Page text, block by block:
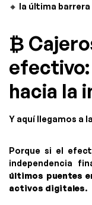
🔸 la última
₿
hacia la
Y aquí llegamos a
Porque si el
independencia
últimos puentes
activos digitales.